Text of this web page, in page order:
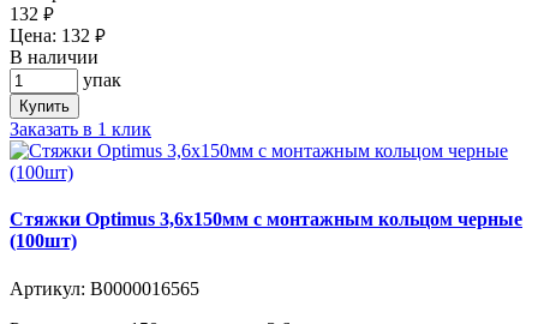
132 руб.
Цена: 132 руб.
В наличии
упак
Купить
Заказать в 1 клик
Стяжки Optimus 3,6x150мм с монтажным кольцом черные
(100шт)
Артикул: В0000016565